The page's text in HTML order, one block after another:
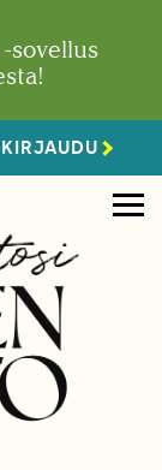
sovellus
KIRJAUDU